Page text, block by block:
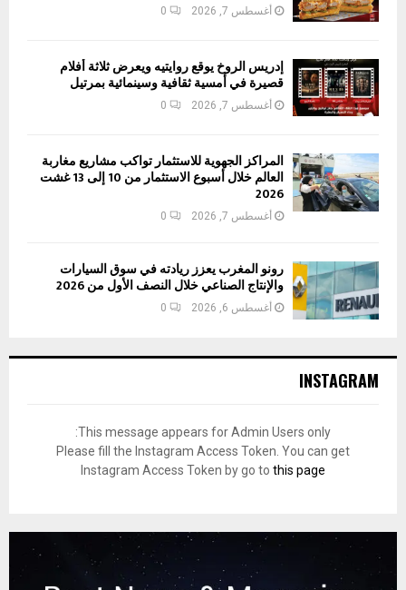
أغسطس 7, 2026 0
إدريس الروخ يوقع روايتيه ويعرض ثلاثة أفلام
قصيرة في أمسية ثقافية وسينمائية بمرتيل
أغسطس 7, 2026 0
المراكز الجهوية للاستثمار تواكب مشاريع مغاربة
العالم خلال أسبوع الاستثمار من 10 إلى 13 غشت
2026
أغسطس 7, 2026 0
رونو المغرب يعزز ريادته في سوق السيارات
والإنتاج الصناعي خلال النصف الأول من 2026
أغسطس 6, 2026 0
INSTAGRAM
This message appears for Admin Users only:
Please fill the Instagram Access Token. You can get
Instagram Access Token by go to this page